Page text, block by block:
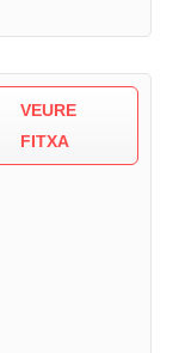
VEURE
FITXA